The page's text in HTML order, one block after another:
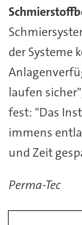
der Systeme
laufen
fest: "Das
immens
und Zeit
Perma-Tec